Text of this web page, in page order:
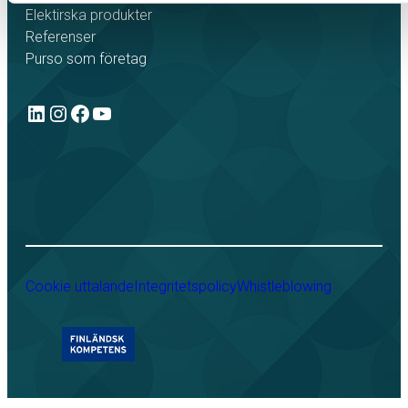
Elektirska produkter
Referenser
Purso som företag
LinkedIn
Instagram
Facebook
YouTube
Cookie uttalandeIntegritetspolicyWhistleblowing